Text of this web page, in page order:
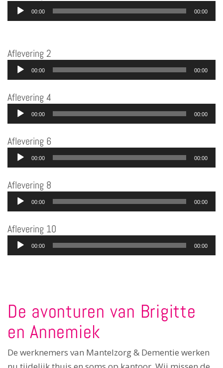
Audiospeler
00:00 00:00
Aflevering 2
Audiospeler
00:00 00:00
Aflevering 4
Audiospeler
00:00 00:00
Aflevering 6
Audiospeler
00:00 00:00
Aflevering 8
Audiospeler
00:00 00:00
Aflevering 10
Audiospeler
00:00 00:00
De avonturen van Brigitte
en Annemiek
De werknemers van Mantelzorg & Dementie werken